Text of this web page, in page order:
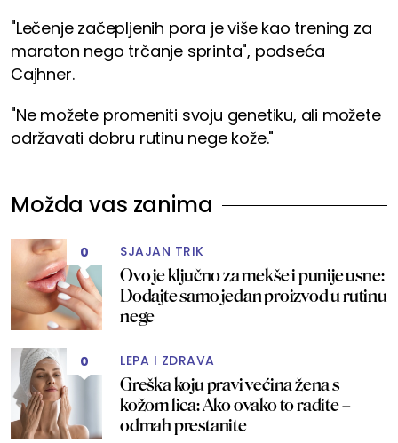
"Lečenje začepljenih pora je više kao trening za
maraton nego trčanje sprinta", podseća
Cajhner.
"Ne možete promeniti svoju genetiku, ali možete
održavati dobru rutinu nege kože."
Možda vas zanima
0 SJAJAN TRIK
Ovo je ključno za mekše i punije usne:
Dodajte samo jedan proizvod u rutinu
nege
0 LEPA I ZDRAVA
Greška koju pravi većina žena s
kožom lica: Ako ovako to radite –
odmah prestanite